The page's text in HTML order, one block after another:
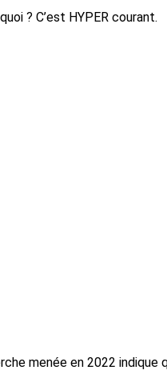
? C’est HYPER courant.
menée en 2022 indique